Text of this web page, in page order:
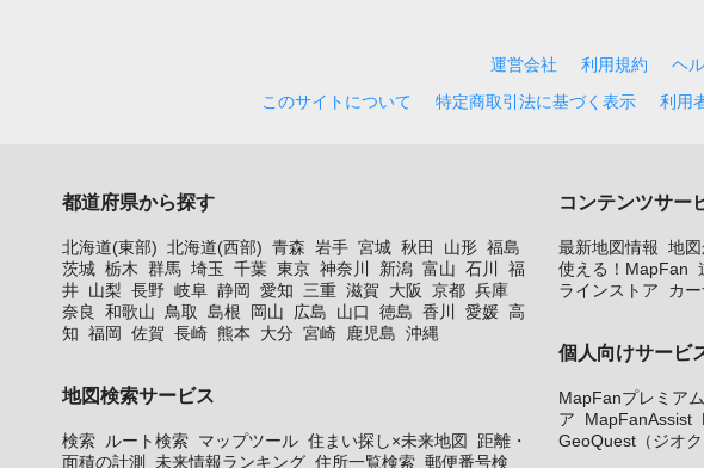
運営会社 利用規約 ヘ
このサイトについて
特定商取引法に基づく表示 利用
都道府県から探す
北海道(東部) 北海道(西部) 青森 岩手 宮城 秋田 山形 福島
茨城 栃木 群馬 埼玉 千葉 東京 神奈川 新潟 富山 石川
福
井 山梨 長野 岐阜 静岡 愛知 三重 滋賀 大阪 京都 兵庫
奈良
和歌山 鳥取 島根 岡山 広島 山口 徳島 香川 愛媛 高
知 福岡 佐賀 長崎 熊本 大分 宮崎 鹿児島 沖縄
地図検索サービス
検索 ルート検索 マップツール 住まい探し×未来地図
距離・
面積の計測
未来情報ランキング 住所一覧検索 郵便番号検
コンテンツサー
最新地図情報 地図
使える！MapFan
ラインストア
カ
個人向けサービ
MapFanプレミアム
ア
MapFanAssist
GeoQuest（ジオク